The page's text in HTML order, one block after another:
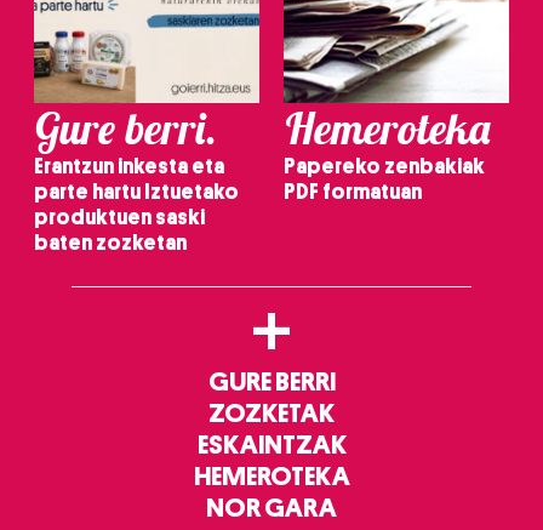
Gure berri.
Erantzun inkesta eta
parte hartu Iztuetako
produktuen saski
baten zozketan
Hemeroteka
Papereko zenbakiak
PDF formatuan
+
GURE BERRI
ZOZKETAK
ESKAINTZAK
HEMEROTEKA
NOR GARA